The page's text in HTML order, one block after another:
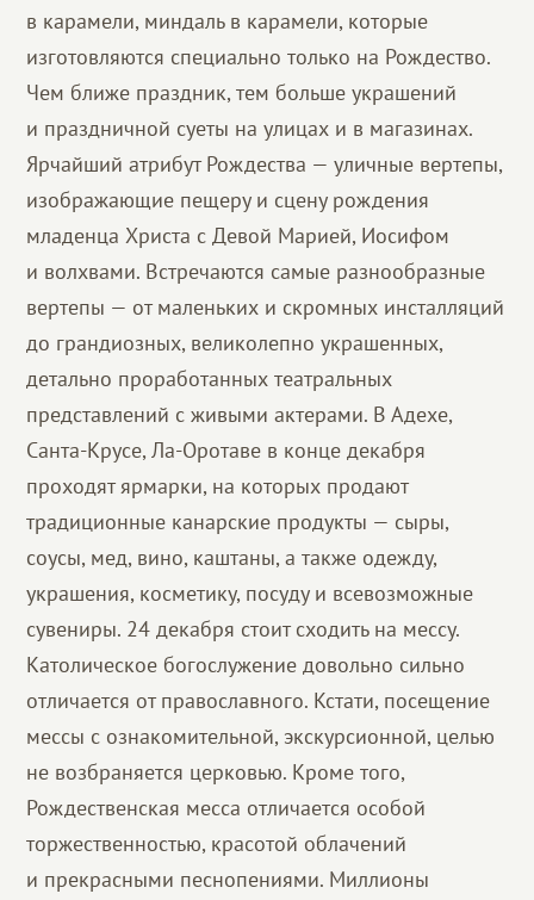
в карамели, миндаль в карамели, которые
изготовляются специально только на Рождество.
Чем ближе праздник, тем больше украшений
и праздничной суеты на улицах и в магазинах.
Ярчайший атрибут Рождества — уличные вертепы,
изображающие пещеру и сцену рождения
младенца Христа с Девой Марией, Иосифом
и волхвами. Встречаются самые разнообразные
вертепы — от маленьких и скромных инсталляций
до грандиозных, великолепно украшенных,
детально проработанных театральных
представлений с живыми актерами. В Адехе,
Санта-Крусе, Ла-Оротаве в конце декабря
проходят ярмарки, на которых продают
традиционные канарские продукты — сыры,
соусы, мед, вино, каштаны, а также одежду,
украшения, косметику, посуду и всевозможные
сувениры. 24 декабря стоит сходить на мессу.
Католическое богослужение довольно сильно
отличается от православного. Кстати, посещение
мессы с ознакомительной, экскурсионной, целью
не возбраняется церковью. Кроме того,
Рождественская месса отличается особой
торжественностью, красотой облачений
и прекрасными песнопениями. Миллионы